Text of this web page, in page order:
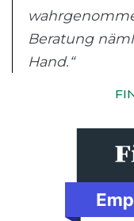
Beratung
Hand.“